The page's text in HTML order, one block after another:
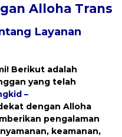
Alloha Trans
Layanan
Berikut adalah
yang telah
–
dengan Alloha
pengalaman
keamanan,